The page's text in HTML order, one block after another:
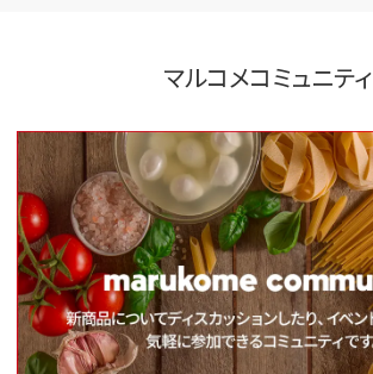
マルコメコミュニティ